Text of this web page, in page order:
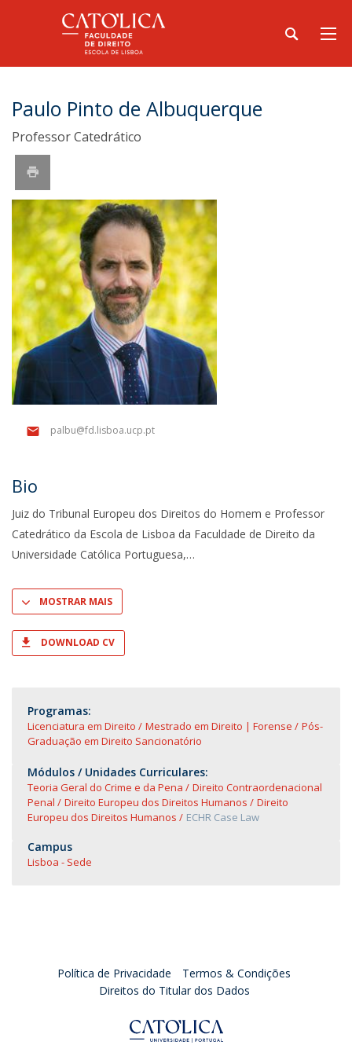
Paulo Pinto de Albuquerque
Professor Catedrático
palbu@fd.lisboa.ucp.pt
Bio
Juiz do Tribunal Europeu dos Direitos do Homem e Professor
Catedrático da Escola de Lisboa da Faculdade de Direito da
Universidade Católica Portuguesa,
MOSTRAR MAIS
DOWNLOAD CV
Programas:
Licenciatura em Direito Mestrado em Direito | Forense
Pós-
Graduação em Direito Sancionatório
Módulos / Unidades Curriculares:
Teoria Geral do Crime e da Pena
Direito Contraordenacional
Penal
Direito Europeu dos Direitos Humanos
Direito
Europeu dos Direitos Humanos
ECHR Case Law
Campus
Lisboa - Sede
Política de Privacidade
Termos & Condições
Direitos do Titular dos Dados